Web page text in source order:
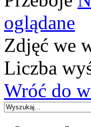
oglądane
Zdjęć we
Liczba
Wróć do